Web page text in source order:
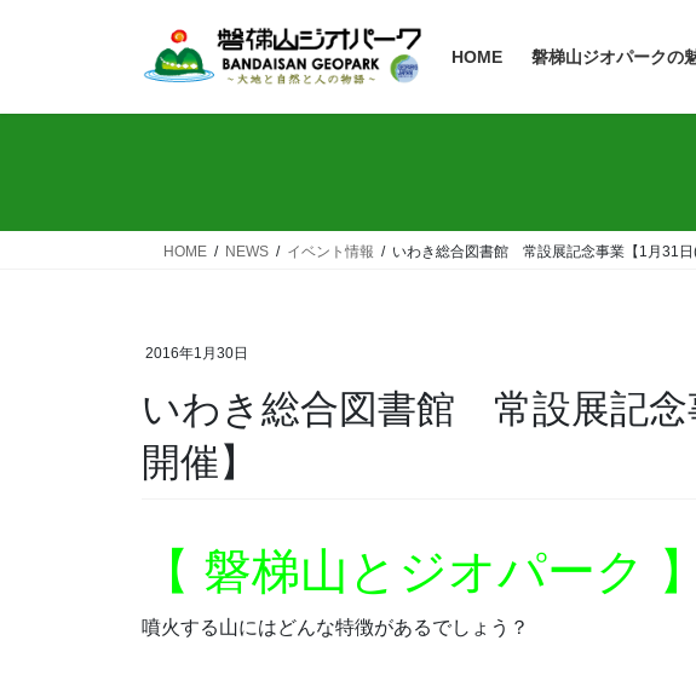
HOME 磐梯山ジオパークの
HOME NEWS イベント情報 いわき総合図書館 常設展記念事業【1月31日(
2016年1月30日
いわき総合図書館 常設展記念
開催】
【 磐梯山とジオパーク 】
噴火する山にはどんな特徴があるでしょう？